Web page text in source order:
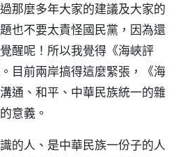
那麼多年大家的建議及大家的
也不要太責怪國民黨，因為還
醒呢！所以我覺得《海峽評
目前兩岸搞得這麼緊張，《海
通、和平、中華民族統一的雜
意義。
的人、是中華民族一份子的人